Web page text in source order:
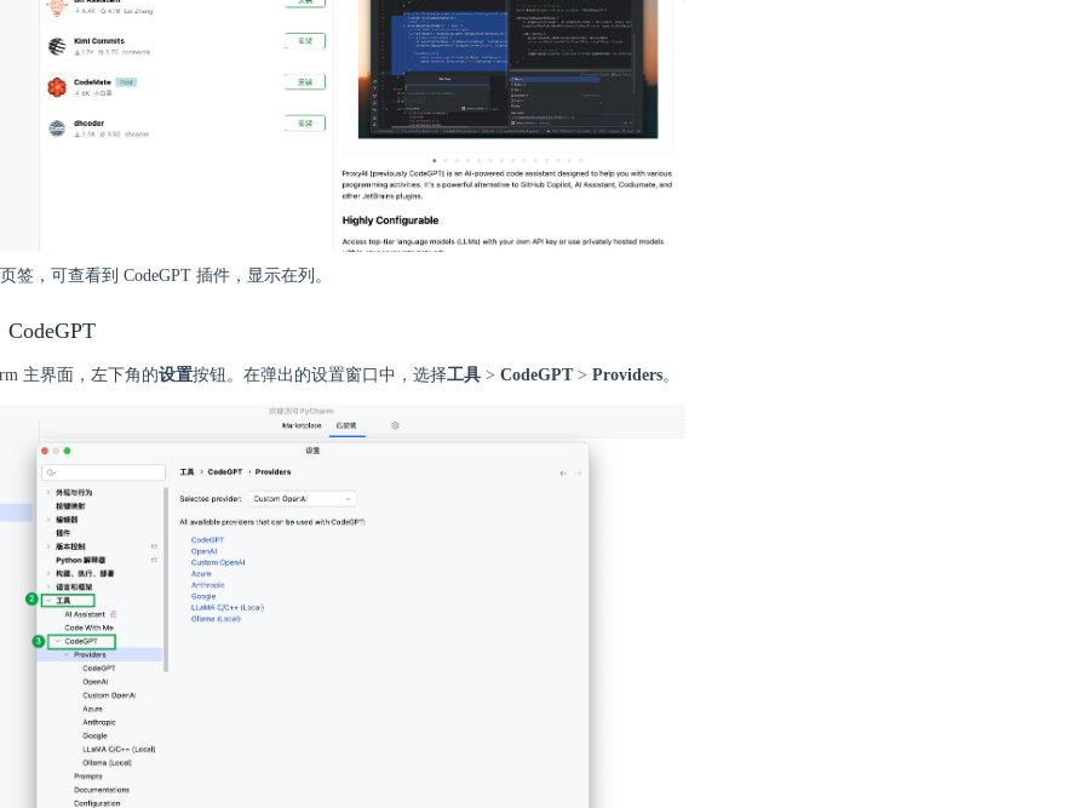
页签，可查看到 CodeGPT 插件，显示在列。
主界面，左下角的设置按钮。在弹出的设置窗口中，选择工具 > CodeGPT> Providers。